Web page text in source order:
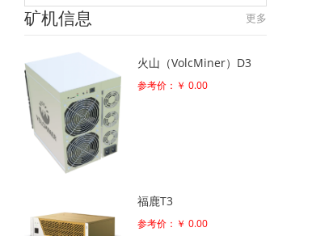
更多
矿机信息
火山（VolcMiner）D3
参考价：￥ 0.00
福鹿T3
参考价：￥ 0.00